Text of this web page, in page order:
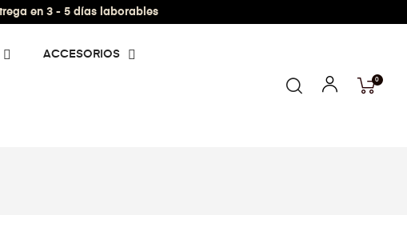
en 3 - 5 días laborables
ACCESORIOS
0